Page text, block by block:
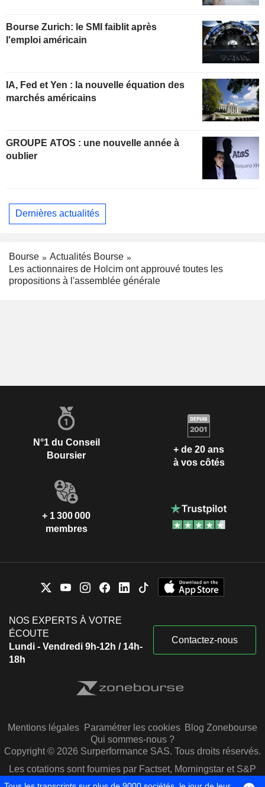
Bourse Zurich: le SMI faiblit après
l'emploi américain
IA, Fed et Yen : la nouvelle équation des
marchés américains
GROUPE ATOS : une nouvelle année à
oublier
Dernières actualités
Bourse
Actualités Bourse
Les actionnaires de Holcim ont approuvé toutes les
propositions à l'assemblée générale
N°1 du Conseil
Boursier
+ de 20 ans
à vos côtés
+ 1 300 000
membres
NOS EXPERTS À VOTRE
ÉCOUTE
Lundi - Vendredi 9h-12h / 14h-
18h
Contactez-nous
Mentions légales Paramétrer les cookies Blog Zonebourse
Qui sommes-nous ?
Copyright © 2026 Surperformance SAS. Tous droits réservés.
Les cotations sont fournies par Factset, Morningstar et S&P
Capital IQ